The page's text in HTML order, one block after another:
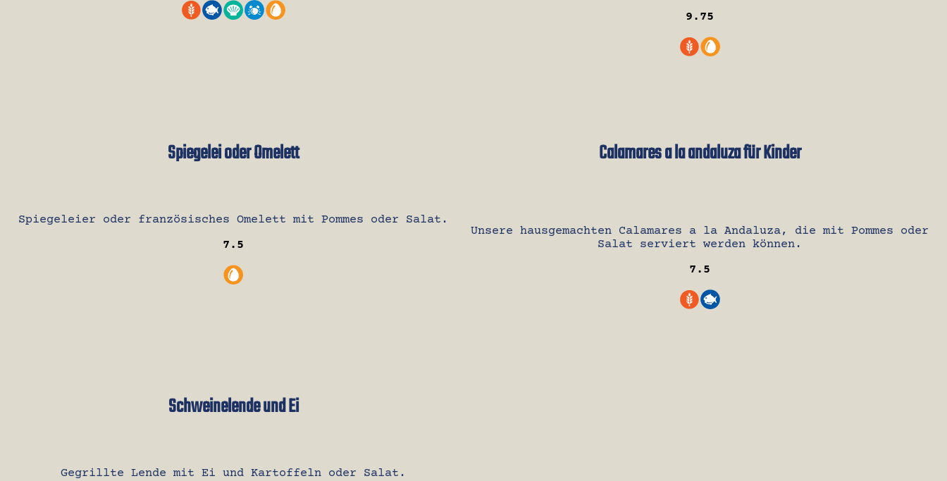
9.75
Spiegelei oder Omelett
Spiegeleier oder französisches Omelett mit Pommes oder Salat.
7.5
Calamares a la andaluza für Kinder
Unsere hausgemachten Calamares a la Andaluza, die mit Pommes oder
Salat serviert werden können.
7.5
Schweinelende und Ei
Gegrillte Lende mit Ei und Kartoffeln oder Salat.